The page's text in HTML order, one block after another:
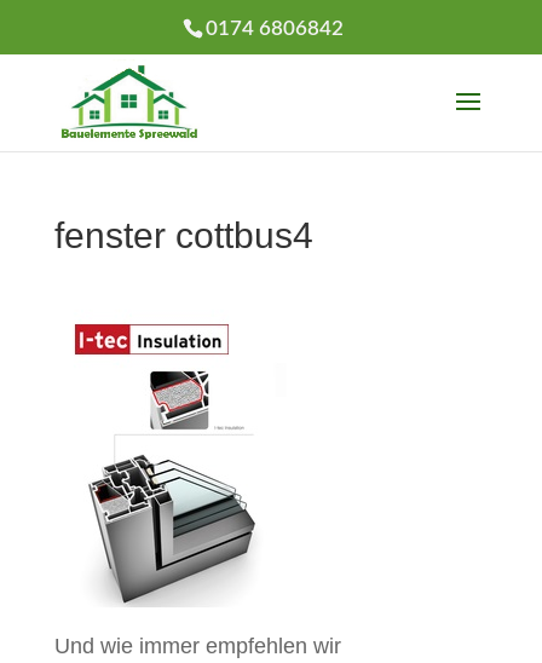
0174 6806842
fenster cottbus4
Und wie immer empfehlen wir